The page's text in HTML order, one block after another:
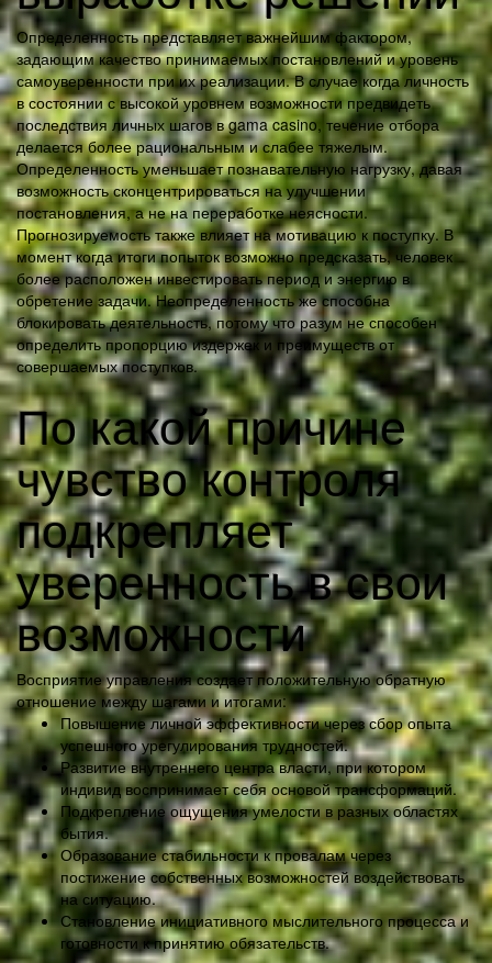
Определенность представляет важнейшим фактором,
задающим качество принимаемых постановлений и уровень
самоуверенности при их реализации. В случае когда личность
в состоянии с высокой уровнем возможности предвидеть
последствия личных шагов в gama casino, течение отбора
делается более рациональным и слабее тяжелым.
Определенность уменьшает познавательную нагрузку, давая
возможность сконцентрироваться на улучшении
постановления, а не на переработке неясности.
Прогнозируемость также влияет на мотивацию к поступку. В
момент когда итоги попыток возможно предсказать, человек
более расположен инвестировать период и энергию в
обретение задачи. Неопределенность же способна
блокировать деятельность, потому что разум не способен
определить пропорцию издержек и преимуществ от
совершаемых поступков.
По какой причине
чувство контроля
подкрепляет
уверенность в свои
возможности
Восприятие управления создает положительную обратную
отношение между шагами и итогами:
Повышение личной эффективности через сбор опыта
успешного урегулирования трудностей.
Развитие внутреннего центра власти, при котором
индивид воспринимает себя основой трансформаций.
Подкрепление ощущения умелости в разных областях
бытия.
Образование стабильности к провалам через
постижение собственных возможностей воздействовать
на ситуацию.
Становление инициативного мыслительного процесса и
готовности к принятию обязательств.